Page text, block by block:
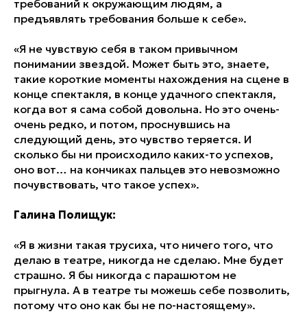
требований к окружающим людям, а
предъявлять требования больше к себе».
«Я не чувствую себя в таком привычном
понимании звездой. Может быть это, знаете,
такие короткие моменты нахождения на сцене в
конце спектакля, в конце удачного спектакля,
когда вот я сама собой довольна. Но это очень-
очень редко, и потом, проснувшись на
следующий день, это чувство теряется. И
сколько бы ни происходило каких-то успехов,
оно вот… на кончиках пальцев это невозможно
почувствовать, что такое успех».
Галина Полищук:
«Я в жизни такая трусиха, что ничего того, что
делаю в театре, никогда не сделаю. Мне будет
страшно. Я бы никогда с парашютом не
прыгнула. А в театре ты можешь себе позволить,
потому что оно как бы не по-настоящему».